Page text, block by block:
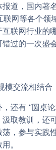
道，国内著
网等各个领
联网行业的
过的一次盛
模交流相结合
还有 “圆桌论
取教训，还
，参与实践
。